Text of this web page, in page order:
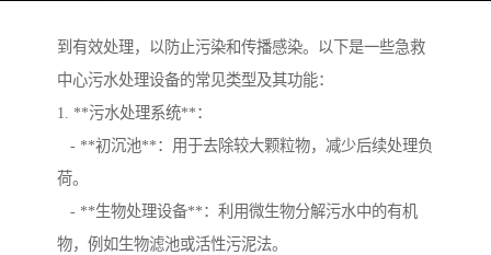
到有效处理，以防止污染和传播感染。以下是一些急救
中心污水处理设备的常见类型及其功能：
1. **污水处理系统**：
- **初沉池**：用于去除较大颗粒物，减少后续处理负
荷。
- **生物处理设备**：利用微生物分解污水中的有机
物，例如生物滤池或活性污泥法。